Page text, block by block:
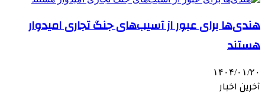
هندی‌ها برای عبور از آسیب‌های جنگ تجاری امیدوار
هستند
۱۴۰۴/۰۱/۲۰
آخرین اخبار